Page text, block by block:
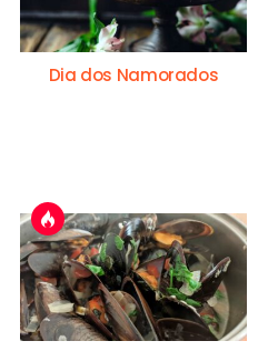
Dia dos Namorados